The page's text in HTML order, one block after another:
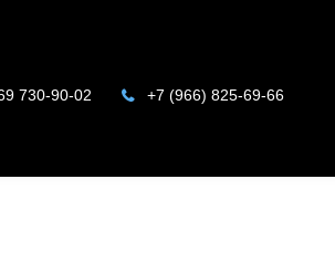
730-90-02
+7 (966) 825-69-66